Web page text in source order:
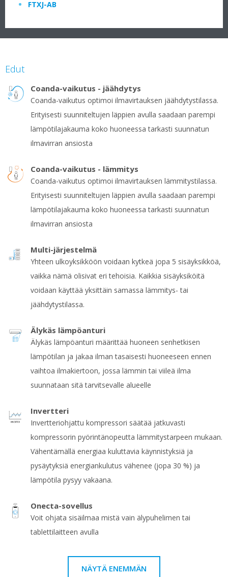
FTXJ-AB
Edut
Coanda-vaikutus - jäähdytys
Coanda-vaikutus optimoi ilmavirtauksen jäähdytystilassa.
Erityisesti suunniteltujen läppien avulla saadaan parempi
lämpötilajakauma koko huoneessa tarkasti suunnatun
ilmavirran ansiosta
Coanda-vaikutus - lämmitys
Coanda-vaikutus optimoi ilmavirtauksen lämmitystilassa.
Erityisesti suunniteltujen läppien avulla saadaan parempi
lämpötilajakauma koko huoneessa tarkasti suunnatun
ilmavirran ansiosta
Multi-järjestelmä
Yhteen ulkoyksikköön voidaan kytkeä jopa 5 sisäyksikköä,
vaikka nämä olisivat eri tehoisia. Kaikkia sisäyksiköitä
voidaan käyttää yksittäin samassa lämmitys- tai
jäähdytystilassa.
Älykäs lämpöanturi
Älykäs lämpöanturi määrittää huoneen senhetkisen
lämpötilan ja jakaa ilman tasaisesti huoneeseen ennen
vaihtoa ilmakiertoon, jossa lämmin tai viileä ilma
suunnataan sitä tarvitsevalle alueelle
Invertteri
Invertteriohjattu kompressori säätää jatkuvasti
kompressorin pyörintänopeutta lämmitystarpeen mukaan.
Vähentämällä energiaa kuluttavia käynnistyksiä ja
pysäytyksiä energiankulutus vähenee (jopa 30 %) ja
lämpötila pysyy vakaana.
Onecta-sovellus
Voit ohjata sisäilmaa mistä vain älypuhelimen tai
tablettilaitteen avulla
NÄYTÄ ENEMMÄN